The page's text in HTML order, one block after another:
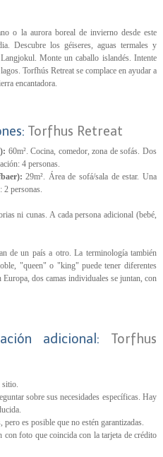
o la aurora boreal de invierno desde este
Descubre los géiseres, aguas termales y
Monte un caballo islandés. Intente
Torfhús Retreat se complace en ayudar a
encantadora.
Torfhus Retreat
60m². Cocina, comedor, zona de sofás. Dos
4 personas.
29m². Área de sofá/sala de estar. Una
2 personas.
ni cunas. A cada persona adicional (bebé,
de un país a otro. La terminología también
"queen" o "king" puede tener diferentes
dos camas individuales se juntan, con
adicional: Torfhus
sitio.
sobre sus necesidades específicas. Hay
pero es posible que no estén garantizadas.
foto que coincida con la tarjeta de crédito